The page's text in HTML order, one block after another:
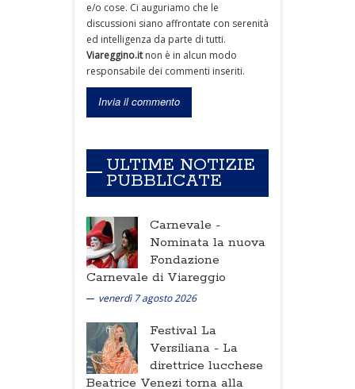
e/o cose. Ci auguriamo che le
discussioni siano affrontate con serenità
ed intelligenza da parte di tutti.
Viareggino.itnon è in alcun modo
responsabile dei commenti inseriti.
ULTIME NOTIZIE
PUBBLICATE
Carnevale -
Nominata la nuova
Fondazione
Carnevale di Viareggio
venerdì 7 agosto 2026
Festival La
Versiliana - La
direttrice lucchese
Beatrice Venezi torna alla